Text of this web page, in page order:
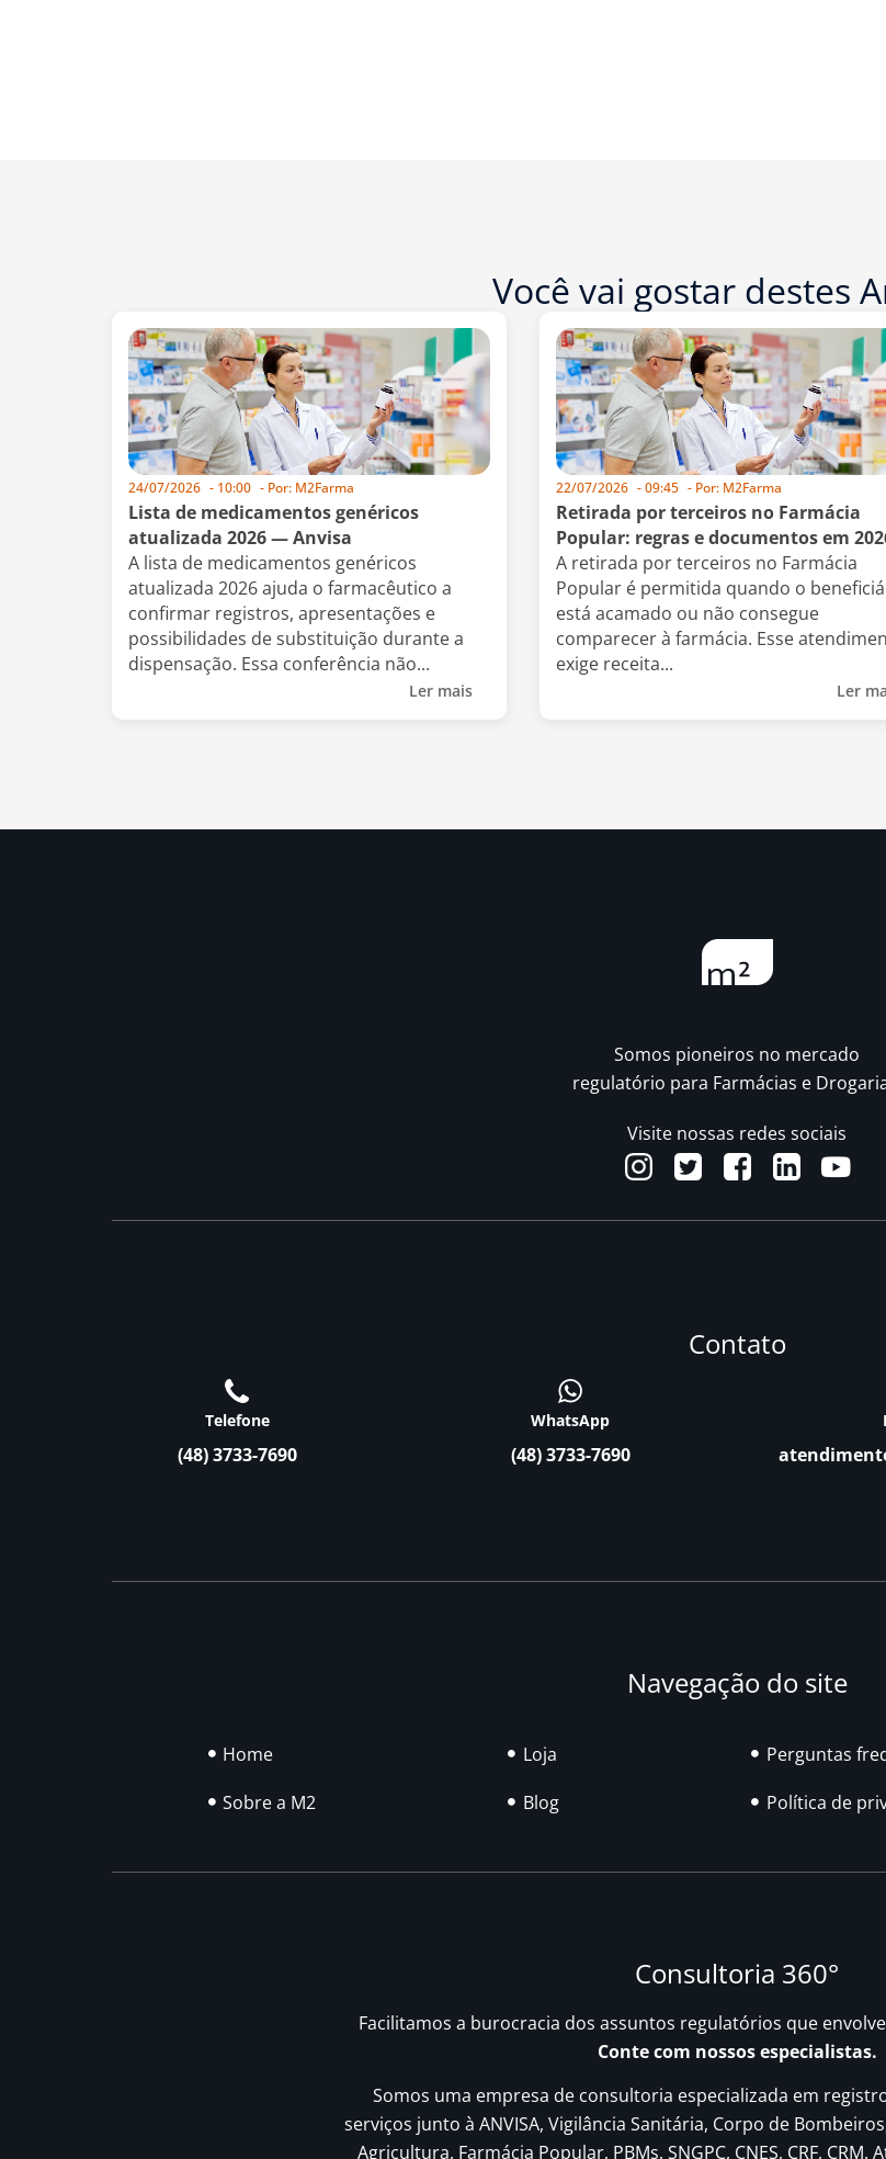
Você vai gostar destes
24/07/2026 - 10:00 - Por: M2Farma
Lista de medicamentos genéricos
atualizada 2026 — Anvisa
A lista de medicamentos genéricos
atualizada 2026 ajuda o farmacêutico a
confirmar registros, apresentações e
possibilidades de substituição durante a
dispensação. Essa conferência não...
Ler mais
22/07/2026 -09:45 - Por: M2Farma
Retirada por terceiros no Farmácia
Popular: regras e documentos em
A retirada por terceiros no Farmácia
Popular é permitida quando o
está acamado ou não consegue
comparecer à farmácia. Esse
exige receita...
Ler
Somos pioneiros no mercado
regulatório para Farmácias e
Visite nossas redes sociais
Contato
Telefone
(48) 3733-7690
WhatsApp
(48) 3733-7690
Navegação do site
Home
Sobre a M2
Loja
Blog
Perguntas
Política de
Consultoria 360°
Facilitamos a burocracia dos assuntos regulatórios que
Conte com nossos especialistas.
Somos uma empresa de consultoria especializada em
serviços junto à ANVISA, Vigilância Sanitária, Corpo de
Agricultura, Farmácia Popular, PBMs, SNGPC, CNES, CRF,